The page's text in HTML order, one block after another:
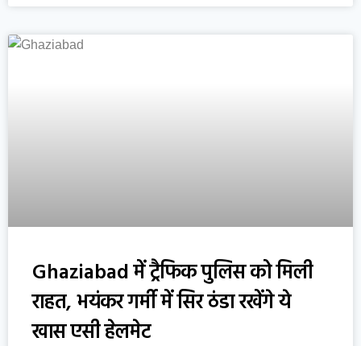
Ghaziabad में ट्रैफिक पुलिस को मिली
राहत, भयंकर गर्मी में सिर ठंडा रखेंगे ये
खास एसी हेलमेट